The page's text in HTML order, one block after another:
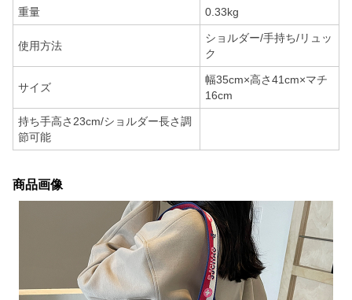
重量 0.33kg
使用方法
ショルダー/手持ち/リュッ
ク
サイズ
幅35cm×高さ41cm×マチ
16cm
持ち手高さ23cm/ショルダー長さ調
節可能
商品画像